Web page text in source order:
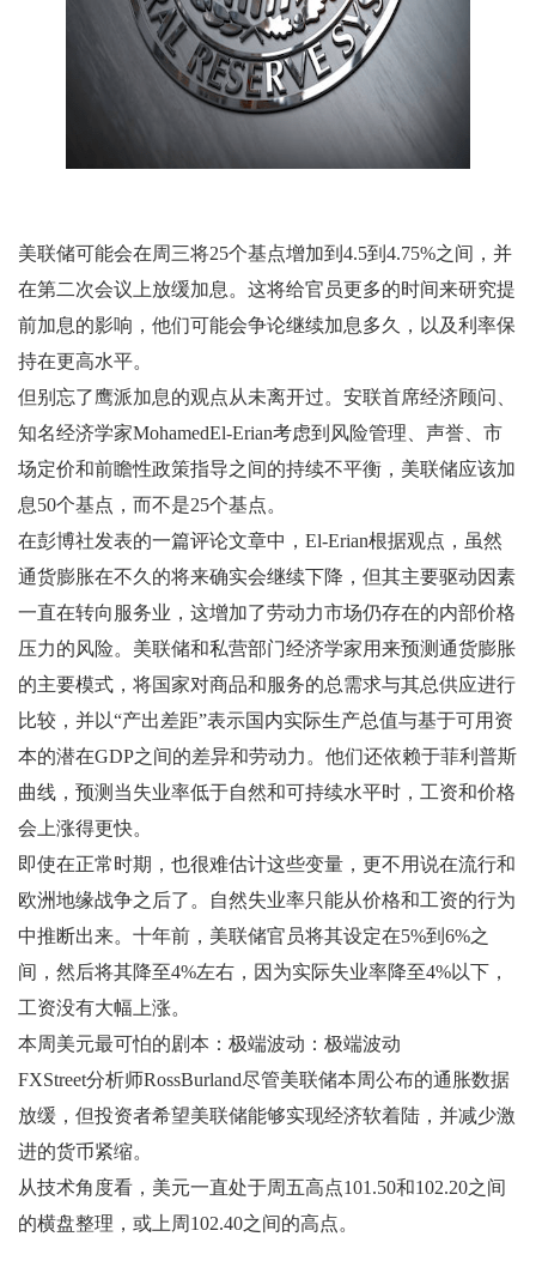
美联储可能会在周三将25个基点增加到4.5到4.75%之间，并
在第二次会议上放缓加息。这将给官员更多的时间来研究提
前加息的影响，他们可能会争论继续加息多久，以及利率保
持在更高水平。
但别忘了鹰派加息的观点从未离开过。安联首席经济顾问、
知名经济学家MohamedEl-Erian考虑到风险管理、声誉、市
场定价和前瞻性政策指导之间的持续不平衡，美联储应该加
息50个基点，而不是25个基点。
在彭博社发表的一篇评论文章中，El-Erian根据观点，虽然
通货膨胀在不久的将来确实会继续下降，但其主要驱动因素
一直在转向服务业，这增加了劳动力市场仍存在的内部价格
压力的风险。美联储和私营部门经济学家用来预测通货膨胀
的主要模式，将国家对商品和服务的总需求与其总供应进行
比较，并以“产出差距”表示国内实际生产总值与基于可用资
本的潜在GDP之间的差异和劳动力。他们还依赖于菲利普斯
曲线，预测当失业率低于自然和可持续水平时，工资和价格
会上涨得更快。
即使在正常时期，也很难估计这些变量，更不用说在流行和
欧洲地缘战争之后了。自然失业率只能从价格和工资的行为
中推断出来。十年前，美联储官员将其设定在5%到6%之
间，然后将其降至4%左右，因为实际失业率降至4%以下，
工资没有大幅上涨。
本周美元最可怕的剧本：极端波动：极端波动
FXStreet分析师RossBurland尽管美联储本周公布的通胀数据
放缓，但投资者希望美联储能够实现经济软着陆，并减少激
进的货币紧缩。
从技术角度看，美元一直处于周五高点101.50和102.20之间
的横盘整理，或上周102.40之间的高点。